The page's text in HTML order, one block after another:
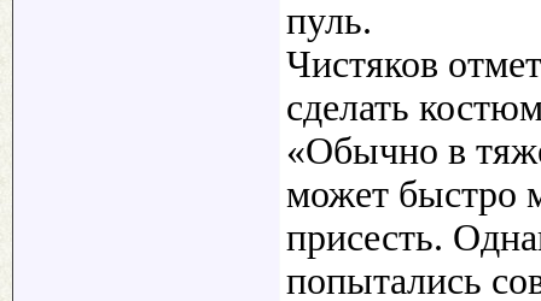
пуль.
Чистяков
сделать
«Обычно в
может быстро
присесть.
попытались